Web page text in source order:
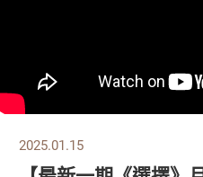
2025.01.15